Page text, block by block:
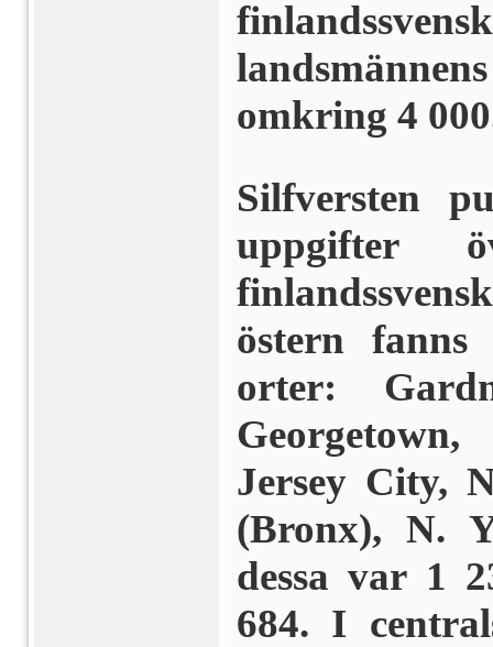
omkring 4
Silfversten
uppgifter
östern
orter:
Jersey City,
(Bronx), N.
dessa var 1
684. I